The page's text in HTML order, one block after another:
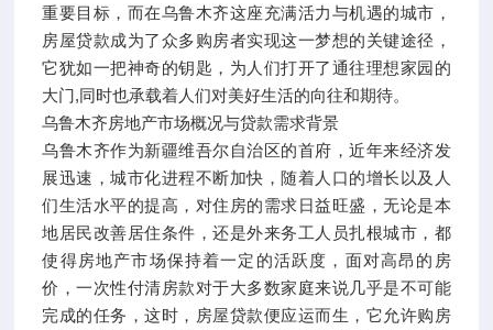
重要目标，而在乌鲁木齐这座充满活力与机遇的城市，
房屋贷款成为了众多购房者实现这一梦想的关键途径，
它犹如一把神奇的钥匙，为人们打开了通往理想家园的
大门,同时也承载着人们对美好生活的向往和期待。
乌鲁木齐房地产市场概况与贷款需求背景
乌鲁木齐作为新疆维吾尔自治区的首府，近年来经济发
展迅速，城市化进程不断加快，随着人口的增长以及人
们生活水平的提高，对住房的需求日益旺盛，无论是本
地居民改善居住条件，还是外来务工人员扎根城市，都
使得房地产市场保持着一定的活跃度，面对高昂的房
价，一次性付清房款对于大多数家庭来说几乎是不可能
完成的任务，这时，房屋贷款便应运而生，它允许购房